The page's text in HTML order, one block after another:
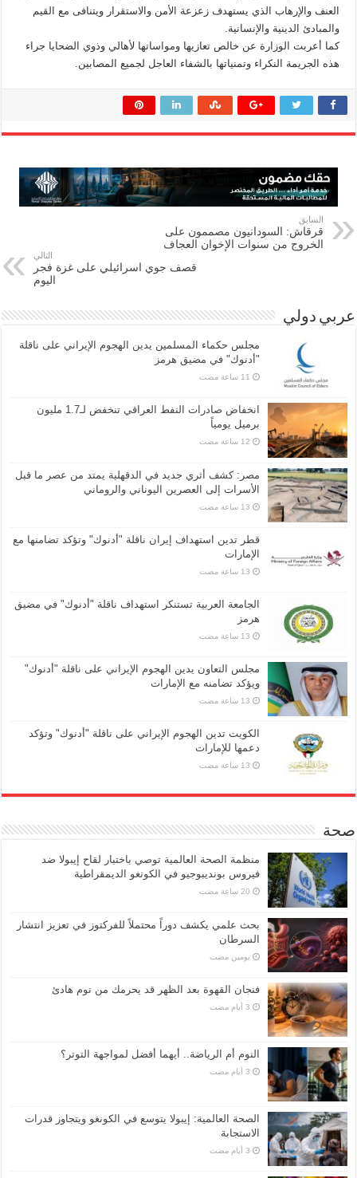
العنف والإرهاب الذي يستهدف زعزعة الأمن والاستقرار ويتنافى مع القيم
والمبادئ الدينية والإنسانية.
كما أعربت الوزارة عن خالص تعازيها ومواساتها لأهالي وذوي الضحايا جراء
هذه الجريمة النكراء وتمنياتها بالشفاء العاجل لجميع المصابين.
السابق
قرقاش: السودانيون مصممون على
الخروج من سنوات الإخوان العجاف
التالي
قصف جوي اسرائيلي على غزة فجر
اليوم
عربي دولي
مجلس حكماء المسلمين يدين الهجوم الإيراني على ناقلة
"أدنوك" في مضيق هرمز
انخفاض صادرات النفط العراقي تنخفض لـ1.7 مليون
برميل يومياً
مصر: كشف أثري جديد في الدقهلية يمتد من عصر ما قبل
الأسرات إلى العصرين اليوناني والروماني
قطر تدين استهداف إيران ناقلة "أدنوك" وتؤكد تضامنها مع
الإمارات
الجامعة العربية تستنكر استهداف ناقلة "أدنوك" في مضيق
هرمز
مجلس التعاون يدين الهجوم الإيراني على ناقلة "أدنوك"
ويؤكد تضامنه مع الإمارات
الكويت تدين الهجوم الإيراني على ناقلة "أدنوك" وتؤكد
دعمها للإمارات
صحة
منظمة الصحة العالمية توصي باختبار لقاح إيبولا ضد
فيروس بونديبوجيو في الكونغو الديمقراطية
بحث علمي يكشف دوراً محتملاً للفركتوز في تعزيز انتشار
السرطان
‏يومين مضت
فنجان القهوة بعد الظهر قد يحرمك من نوم هادئ
النوم أم الرياضة.. أيهما أفضل لمواجهة التوتر؟
الصحة العالمية: إيبولا يتوسع في الكونغو ويتجاوز قدرات
الاستجابة